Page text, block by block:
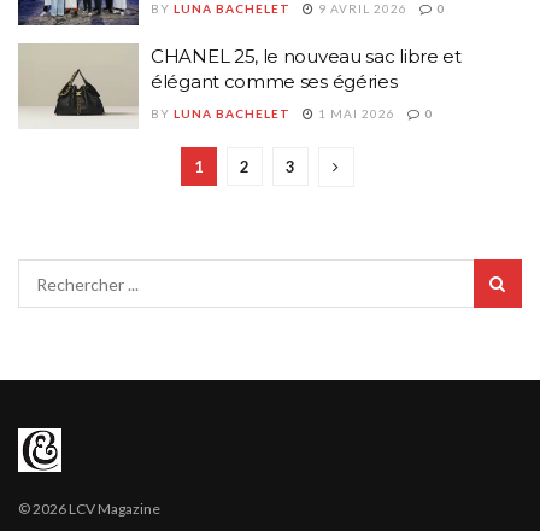
BY LUNA BACHELET 9 AVRIL 2026 0
CHANEL 25, le nouveau sac libre et
élégant comme ses égéries
BY LUNA BACHELET 1 MAI 2026 0
1 2 3
© 2026 LCV Magazine